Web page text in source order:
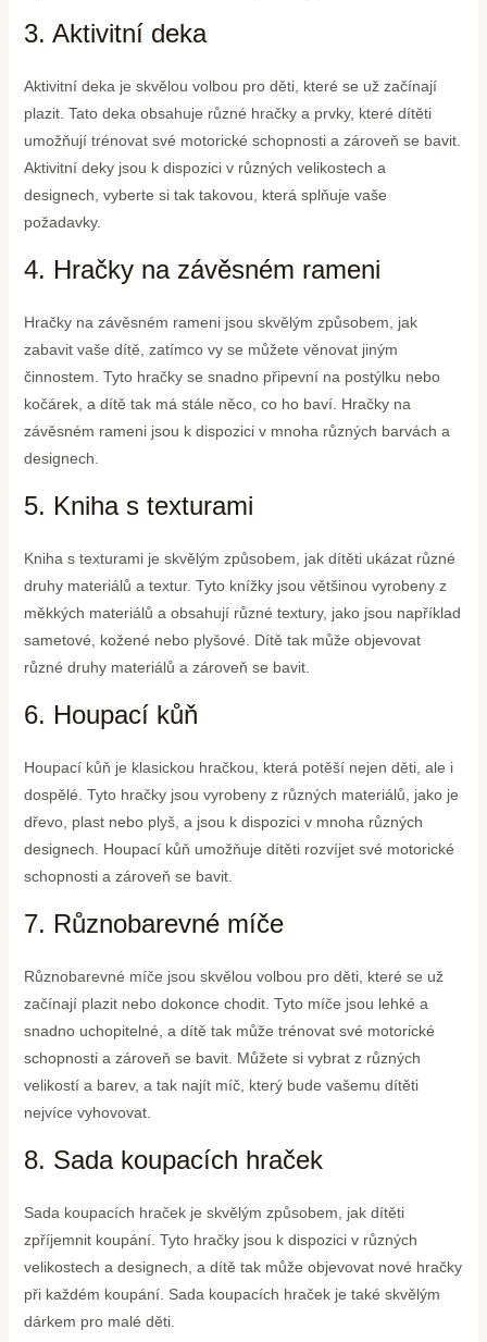
3. Aktivitní deka
Aktivitní deka je skvělou volbou pro děti, které se už začínají
plazit. Tato deka obsahuje různé hračky a prvky, které dítěti
umožňují trénovat své motorické schopnosti a zároveň se bavit.
Aktivitní deky jsou k dispozici v různých velikostech a
designech, vyberte si tak takovou, která splňuje vaše
požadavky.
4. Hračky na závěsném rameni
Hračky na závěsném rameni jsou skvělým způsobem, jak
zabavit vaše dítě, zatímco vy se můžete věnovat jiným
činnostem. Tyto hračky se snadno připevní na postýlku nebo
kočárek, a dítě tak má stále něco, co ho baví. Hračky na
závěsném rameni jsou k dispozici v mnoha různých barvách a
designech.
5. Kniha s texturami
Kniha s texturami je skvělým způsobem, jak dítěti ukázat různé
druhy materiálů a textur. Tyto knížky jsou většinou vyrobeny z
měkkých materiálů a obsahují různé textury, jako jsou například
sametové, kožené nebo plyšové. Dítě tak může objevovat
různé druhy materiálů a zároveň se bavit.
6. Houpací kůň
Houpací kůň je klasickou hračkou, která potěší nejen děti, ale i
dospělé. Tyto hračky jsou vyrobeny z různých materiálů, jako je
dřevo, plast nebo plyš, a jsou k dispozici v mnoha různých
designech. Houpací kůň umožňuje dítěti rozvíjet své motorické
schopnosti a zároveň se bavit.
7. Různobarevné míče
Různobarevné míče jsou skvělou volbou pro děti, které se už
začínají plazit nebo dokonce chodit. Tyto míče jsou lehké a
snadno uchopitelné, a dítě tak může trénovat své motorické
schopnosti a zároveň se bavit. Můžete si vybrat z různých
velikostí a barev, a tak najít míč, který bude vašemu dítěti
nejvíce vyhovovat.
8. Sada koupacích hraček
Sada koupacích hraček je skvělým způsobem, jak dítěti
zpříjemnit koupání. Tyto hračky jsou k dispozici v různých
velikostech a designech, a dítě tak může objevovat nové hračky
při každém koupání. Sada koupacích hraček je také skvělým
dárkem pro malé děti.